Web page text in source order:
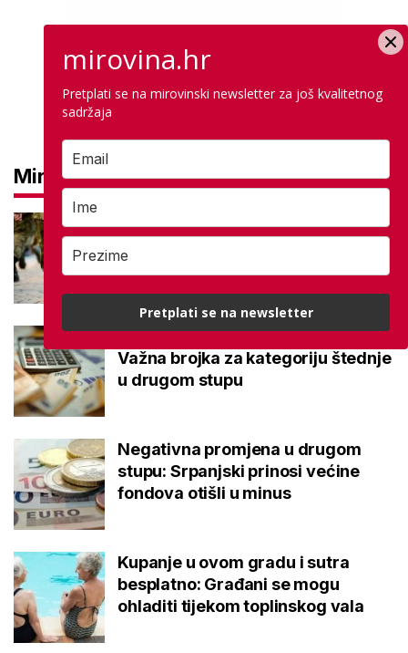
Mirovine
Mirovine branitelja: Dijele se u
140.000 umirovljenika
Što je MIREX i kako se računa?
Važna brojka za kategoriju štednje
u drugom stupu
Negativna promjena u drugom
stupu: Srpanjski prinosi većine
fondova otišli u minus
Kupanje u ovom gradu i sutra
besplatno: Građani se mogu
ohladiti tijekom toplinskog vala
mirovina.hr
Pretplati se na mirovinski newsletter za još kvalitetnog
sadržaja
Pretplati se na newsletter